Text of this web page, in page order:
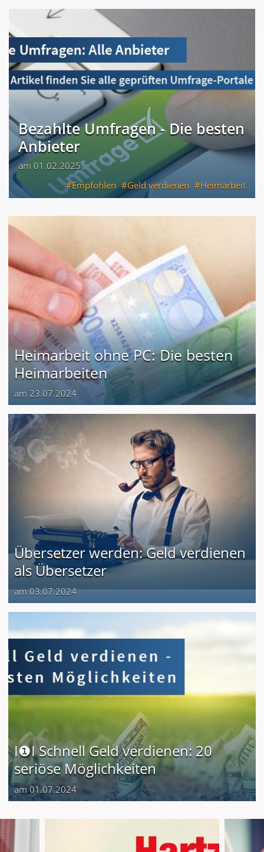
Bezahlte Umfragen - Die besten
Anbieter
am 01.02.2025
Empfohlen
Geld verdienen Heimarbeit
Heimarbeit ohne PC: Die besten
Heimarbeiten
am 23.07.2024
Übersetzer werden: Geld verdienen
als Übersetzer
am 03.07.2024
I❶I Schnell Geld verdienen: 20
seriöse Möglichkeiten
am 01.07.2024